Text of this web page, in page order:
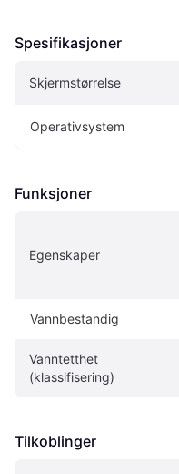
Spesifikasjoner
Skjermstørrelse
Operativsystem
Funksjoner
Egenskaper
Vannbestandig
Vanntetthet
(klassifisering)
Tilkoblinger